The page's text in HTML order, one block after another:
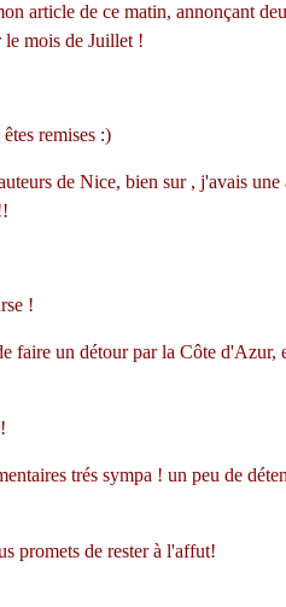
article de ce matin, annonçant
le mois de Juillet !
remises :)
de Nice, bien sur , j'avais une
!
faire un détour par la Côte d'Azur,
trés sympa ! un peu de
promets de rester à l'affut!